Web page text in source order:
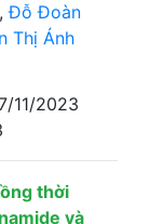
,Đỗ Đoàn
Thị Ánh
11/2023
thời
và